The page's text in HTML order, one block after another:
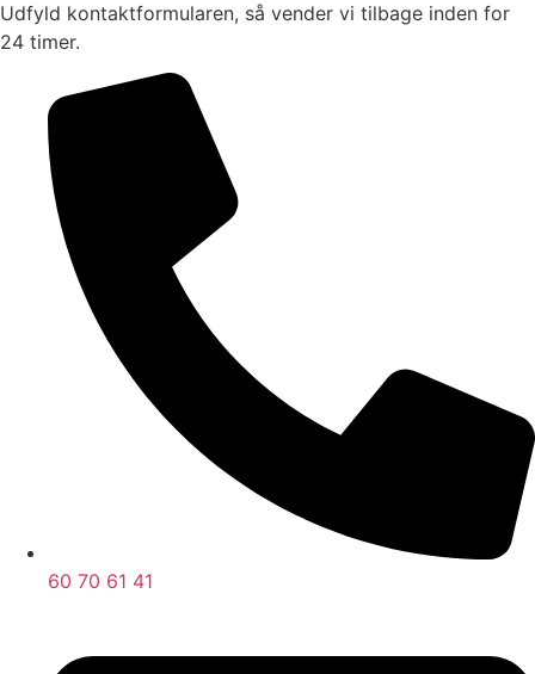
Udfyld kontaktformularen, så vender vi tilbage inden for
24 timer.
60 70 61 41